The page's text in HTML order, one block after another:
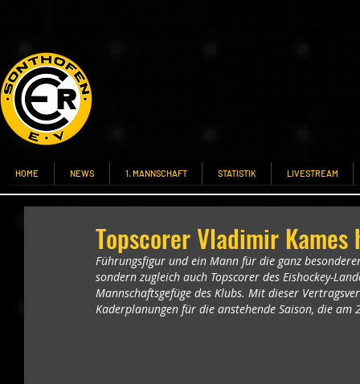
HOME NEWS 1. MANNSCHAFT STATISTIK LIVESTREAM
Topscorer Vladimir
Führungsfigur und ein Mann für die ganz
sondern zugleich auch Topscorer des Eishockey-
Mannschaftsgefüge des Klubs. Mit dieser
Kaderplanungen für die anstehende Saison, die am